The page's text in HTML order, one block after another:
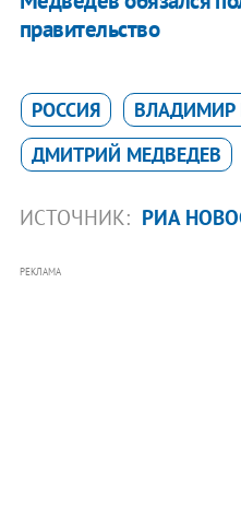
правительство
РОССИЯ
ВЛАДИМИР
ДМИТРИЙ МЕДВЕДЕВ
ИСТОЧНИК: РИА
РЕКЛАМА